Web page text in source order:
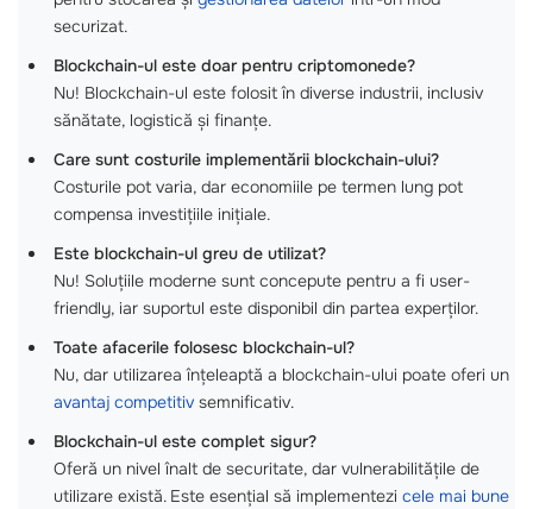
securizat.
Blockchain-ul este doar pentru criptomonede?
Nu! Blockchain-ul este folosit în diverse industrii, inclusiv
sănătate, logistică și finanțe.
Care sunt costurile implementării blockchain-ului?
Costurile pot varia, dar economiile pe termen lung pot
compensa investițiile inițiale.
Este blockchain-ul greu de utilizat?
Nu! Soluțiile moderne sunt concepute pentru a fi user-
friendly, iar suportul este disponibil din partea experților.
Toate afacerile folosesc blockchain-ul?
Nu, dar utilizarea înțeleaptă a blockchain-ului poate oferi un
avantaj competitiv semnificativ.
Blockchain-ul este complet sigur?
Oferă un nivel înalt de securitate, dar vulnerabilitățile de
utilizare există. Este esențial să implementezi cele mai bune